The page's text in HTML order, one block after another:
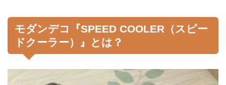
モダンデコ『SPEED COOLER（スピー
ドクーラー）』とは？